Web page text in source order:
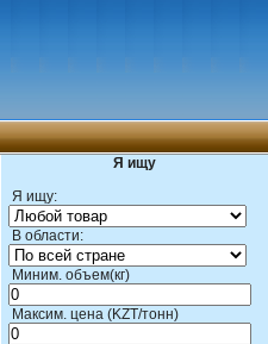
Я ищу
Я ищу:
В области:
Миним. объем(кг)
Максим. цена (KZT/тонн)